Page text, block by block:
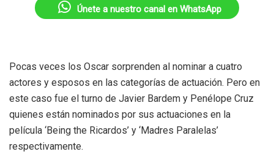
Únete a nuestro canal en WhatsApp
Pocas veces los Oscar sorprenden al nominar a cuatro
actores y esposos en las categorías de actuación. Pero en
este caso fue el turno de Javier Bardem y Penélope Cruz
quienes están nominados por sus actuaciones en la
película ‘Being the Ricardos’ y ‘Madres Paralelas’
respectivamente.